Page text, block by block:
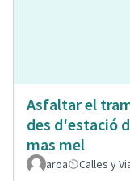
Asfaltar el
des d'estació
mas mel
aroa Calles y